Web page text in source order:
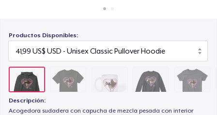
Productos Disponibles:
Descripción:
Acogedora sudadera con capucha de mezcla pesada con interior
Classic Long Sleeve Tee
Organic Tote Bag